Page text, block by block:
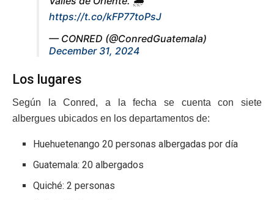
https://t.co/kFP77toPsJ
— CONRED (@ConredGuatemala)
December 31, 2024
Los lugares
Según la Conred, a la fecha se cuenta con siete
albergues ubicados en los departamentos de:
Huehuetenango 20 personas albergadas por día
Guatemala: 20 albergados
Quiché: 2 personas